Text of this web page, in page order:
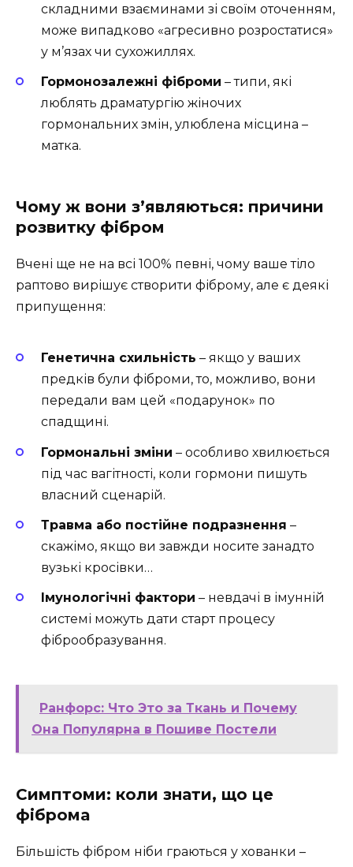
складними взаєминами зі своїм оточенням,
може випадково «агресивно розростатися»
у м’язах чи сухожиллях.
Гормонозалежні фіброми – типи, які
люблять драматургію жіночих
гормональних змін, улюблена місцина –
матка.
Чому ж вони з’являються: причини
розвитку фібром
Вчені ще не на всі 100% певні, чому ваше тіло
раптово вирішує створити фіброму, але є деякі
припущення:
Генетична схильність – якщо у ваших
предків були фіброми, то, можливо, вони
передали вам цей «подарунок» по
спадщині.
Гормональні зміни – особливо хвилюється
під час вагітності, коли гормони пишуть
власний сценарій.
Травма або постійне подразнення –
скажімо, якщо ви завжди носите занадто
вузькі кросівки…
Імунологічні фактори – невдачі в імунній
системі можуть дати старт процесу
фіброобразування.
Ранфорс: Что Это за Ткань и Почему
Она Популярна в Пошиве Постели
Симптоми: коли знати, що це
фіброма
Більшість фібром ніби граються у хованки –